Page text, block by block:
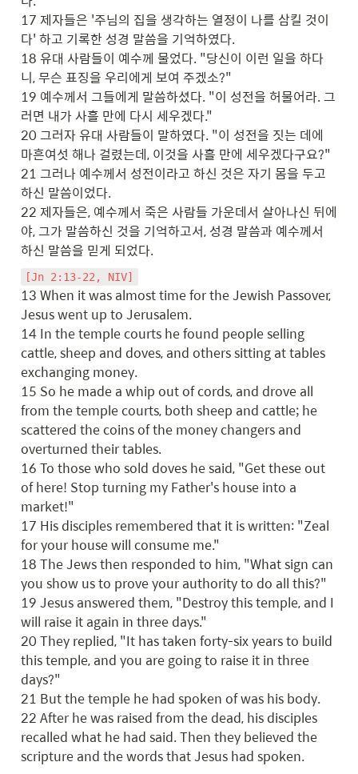
17 제자들은 '주님의 집을 생각하는 열정이 나를 삼킬 것이
다' 하고 기록한 성경 말씀을 기억하였다.
18 유대 사람들이 예수께 물었다. "당신이 이런 일을 하다
니, 무슨 표징을 우리에게 보여 주겠소?"
19 예수께서 그들에게 말씀하셨다. "이 성전을 허물어라. 그
러면 내가 사흘 만에 다시 세우겠다."
20 그러자 유대 사람들이 말하였다. "이 성전을 짓는 데에
마흔여섯 해나 걸렸는데, 이것을 사흘 만에 세우겠다구요?"
21 그러나 예수께서 성전이라고 하신 것은 자기 몸을 두고
하신 말씀이었다.
22 제자들은, 예수께서 죽은 사람들 가운데서 살아나신 뒤에
야, 그가 말씀하신 것을 기억하고서, 성경 말씀과 예수께서
하신 말씀을 믿게 되었다.
13 When it was almost time for the Jewish Passover,
Jesus went up to Jerusalem.
14 In the temple courts he found people selling
cattle, sheep and doves, and others sitting at tables
exchanging money.
15 So he made a whip out of cords, and drove all
from the temple courts, both sheep and cattle; he
scattered the coins of the money changers and
overturned their tables.
16 To those who sold doves he said, "Get these out
of here! Stop turning my Father's house into a
market!"
17 His disciples remembered that it is written: "Zeal
for your house will consume me."
18 The Jews then responded to him, "What sign can
you show us to prove your authority to do all this?"
19 Jesus answered them, "Destroy this temple, and I
will raise it again in three days."
20 They replied, "It has taken forty-six years to build
this temple, and you are going to raise it in three
days?"
21 But the temple he had spoken of was his body.
22 After he was raised from the dead, his disciples
recalled what he had said. Then they believed the
scripture and the words that Jesus had spoken.